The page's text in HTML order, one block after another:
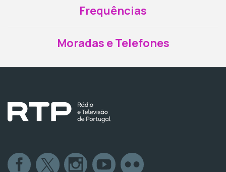
Frequências
Moradas e Telefones